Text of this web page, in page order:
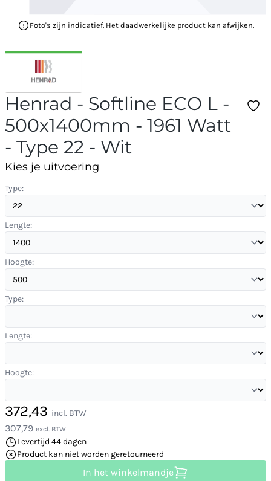
Foto's zijn indicatief. Het daadwerkelijke product kan afwijken.
Henrad - Softline ECO L -
500x1400mm - 1961 Watt
- Type 22 - Wit
Kies je uitvoering
Type:
Lengte:
Hoogte:
Type:
Lengte:
Hoogte:
372,43 incl. BTW
307,79 excl. BTW
Levertijd 44 dagen
Product kan niet worden geretourneerd
In het winkelmandje